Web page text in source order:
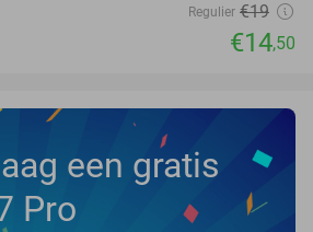
Regulier €19
€14,50
een gratis
Pro